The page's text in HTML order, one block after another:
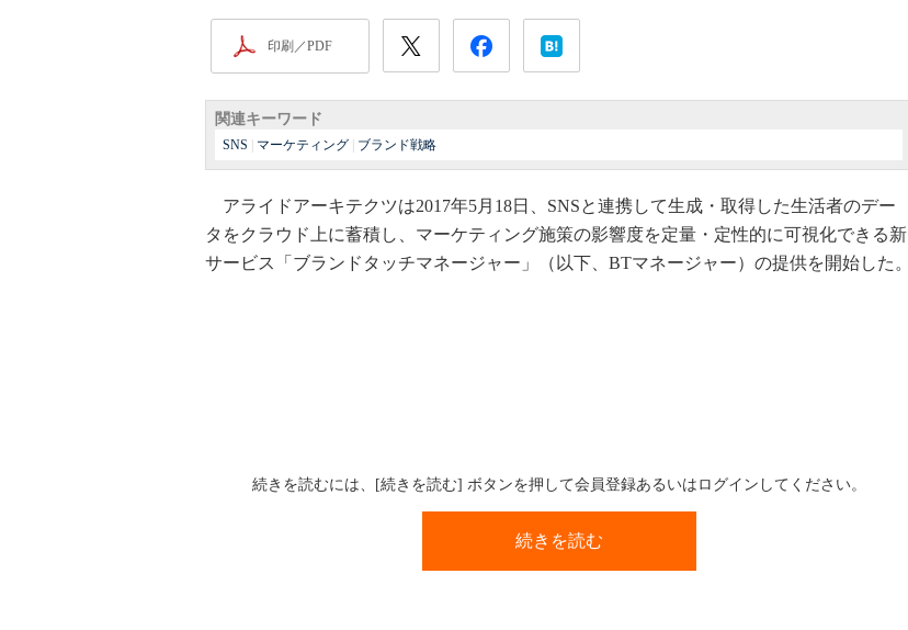
印刷／PDF
関連キーワード
SNS マーケティング ブランド戦略
アライドアーキテクツは2017年5月18日、SNSと連携して生成・取得した生活者のデー
タをクラウド上に蓄積し、マーケティング施策の影響度を定量・定性的に可視化できる新
サービス「ブランドタッチマネージャー」（以下、BTマネージャー）の提供を開始した。
続きを読むには、[続きを読む] ボタンを押して会員登録あるいはログインしてください。
続きを読む